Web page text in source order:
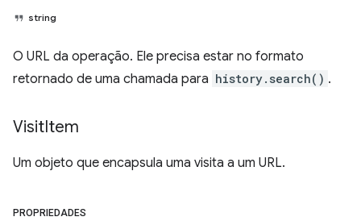
string
O URL da operação. Ele precisa estar no formato
retornado de uma chamada para history.search() .
VisitItem
Um objeto que encapsula uma visita a um URL.
PROPRIEDADES